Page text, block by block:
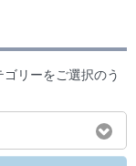
ゴリーをご選択のう